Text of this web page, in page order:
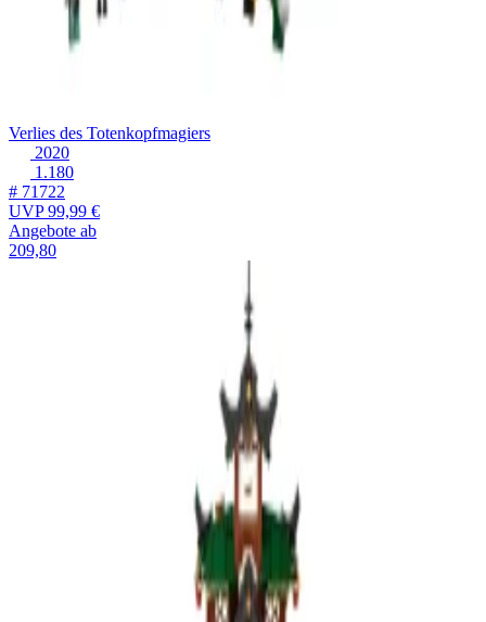
Verlies des Totenkopfmagiers
2020
1.180
# 71722
UVP99,99 €
Angebote ab
209,80